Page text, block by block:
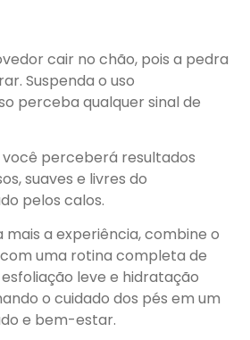
cair no chão, pois a pedra
Suspenda o uso
perceba qualquer sinal de
você perceberá resultados
suaves e livres do
pelos calos.
mais a experiência, combine o
uma rotina completa de
leve e hidratação
o cuidado dos pés em um
e bem-estar.